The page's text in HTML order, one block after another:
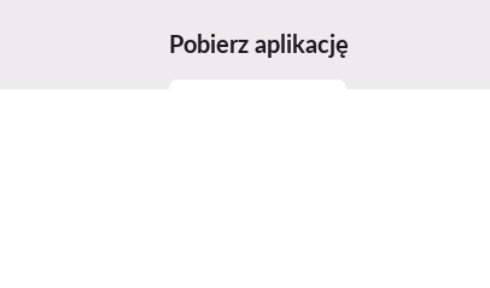
Pobierz aplikację